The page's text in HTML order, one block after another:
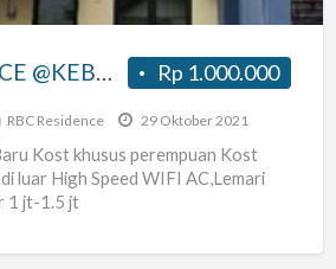
Rp 1.000.000
RBC RESIDENCE @KEBON KACANG
RBC Residence 29 Oktober 2021
Kost khusus perempuan Kost
luar High Speed WIFI AC,Lemari
1 jt-1.5 jt